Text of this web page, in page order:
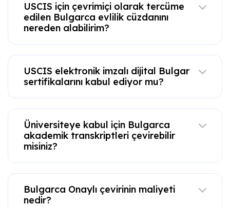
USCIS için çevrimiçi olarak tercüme
edilen Bulgarca evlilik cüzdanını
nereden alabilirim?
USCIS elektronik imzalı dijital Bulgar
sertifikalarını kabul ediyor mu?
Üniversiteye kabul için Bulgarca
akademik transkriptleri çevirebilir
misiniz?
Bulgarca Onaylı çevirinin maliyeti
nedir?